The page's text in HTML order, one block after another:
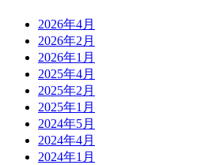
2026年4月
2026年2月
2026年1月
2025年4月
2025年2月
2025年1月
2024年5月
2024年4月
2024年1月